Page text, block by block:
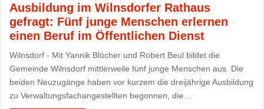
Ausbildung im Wilnsdorfer Rathaus
gefragt: Fünf junge Menschen erlernen
einen Beruf im Öffentlichen Dienst
Wilnsdorf - Mit Yannik Blöcher und Robert Beul bildet die
Gemeinde Wilnsdorf mittlerweile fünf junge Menschen aus. Die
beiden Neuzugänge haben vor kurzem die dreijährige Ausbildung
zu Verwaltungsfachangestellten begonnen, die…